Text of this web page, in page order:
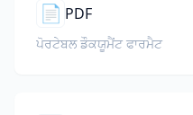
📄 PDF
ਪੋਰਟੇਬਲ ਡੌਕਯੂਮੈਂਟ ਫਾਰਮੈਟ